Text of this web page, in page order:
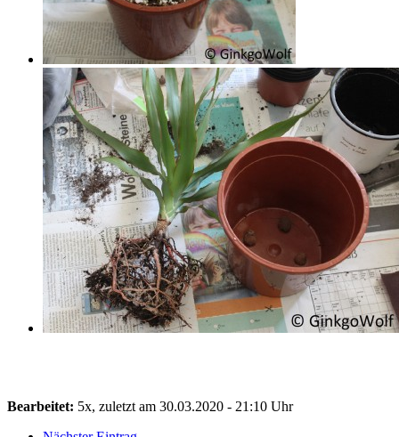
Bearbeitet: 5x, zuletzt am 30.03.2020 - 21:10 Uhr